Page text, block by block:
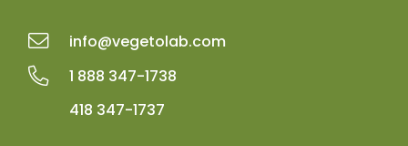
info@vegetolab.com
1 888 347-1738
418 347-1737